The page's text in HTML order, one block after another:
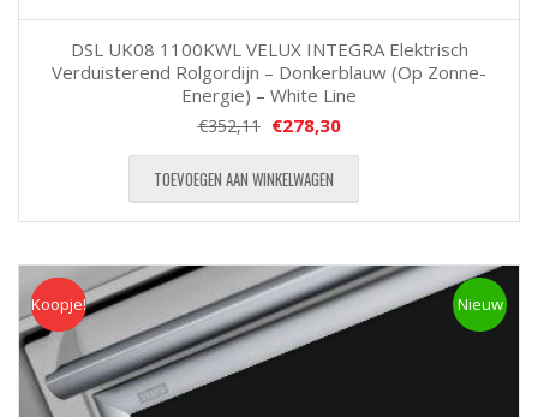
DSL UK08 1100KWL VELUX INTEGRA Elektrisch
Verduisterend Rolgordijn – Donkerblauw (Op Zonne-
Energie) – White Line
€352,11 €278,30
TOEVOEGEN AAN WINKELWAGEN
Koopje Nieuw
Koopje!